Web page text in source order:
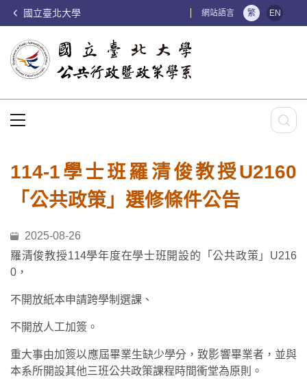
國立臺北大學 網站語言 繁 EN
114-1學士班羅清俊教授U2160
「公共政策」選修條件公告
2025-08-26
羅清俊教授114學年度在學士班開設的「公共政策」U216
0，
不開放紙本申請跨學制選課、
不開放人工加簽。
重大事由加簽以應屆畢業生缺少學分，致影響畢業者，並與
本系所開設其他三班公共政策課程時間衝堂為原則。